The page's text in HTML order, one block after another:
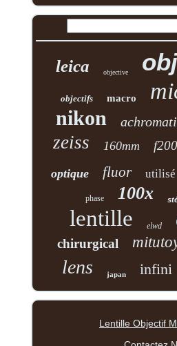
leica objective
objectifs macro
nikon
zeiss 160mm f200
optique fluor utilisé
phase 100x
lentille elwd
chirurgical
lens japan infini
Lentille Objectif